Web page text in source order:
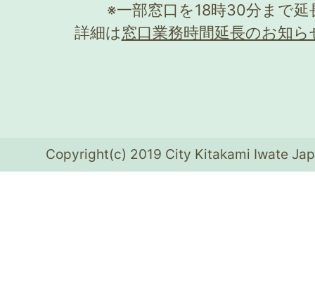
※一部窓口を18時30分まで
詳細は窓口業務時間延長のお知ら
Copyright(c) 2019 City Kitakami Iwate